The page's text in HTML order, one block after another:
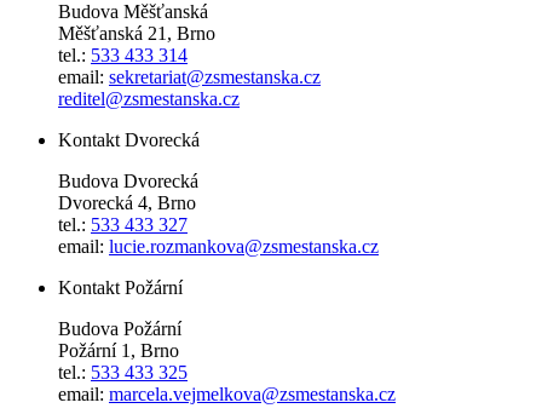
Budova Měšťanská
Měšťanská 21, Brno
tel.: 533 433 314
email: sekretariat@zsmestanska.cz
reditel@zsmestanska.cz
Kontakt Dvorecká
Budova Dvorecká
Dvorecká 4, Brno
tel.: 533 433 327
email: lucie.rozmankova@zsmestanska.cz
Kontakt Požární
Budova Požární
Požární 1, Brno
tel.: 533 433 325
email: marcela.vejmelkova@zsmestanska.cz